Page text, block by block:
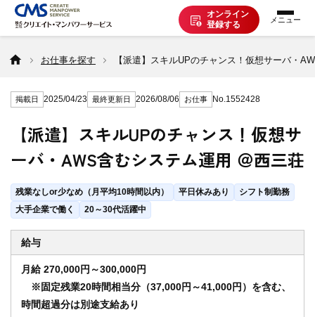
オンライン
登録する
お仕事を探す
派遣で働く
登録の流れ
派遣の知識
企業の方へ
CMSについて
お仕事を探す 【派遣】スキルUPのチャンス！仮想サーバ・
掲載日 2025/04/23 最終更新日 2026/08/06 お仕事 No.1552428
【派遣】スキルUPのチャンス！仮想サ
ーバ・AWS含むシステム運用 ＠西三荘
残業なしor少なめ（月平均10時間以内） 平日休みあり
シフト制勤務
大手企業で働く
20～30代活躍中
給与
月給 270,000円～300,000円
※固定残業20時間相当分（37,000円～41,000円）を含む、
時間超過分は別途支給あり